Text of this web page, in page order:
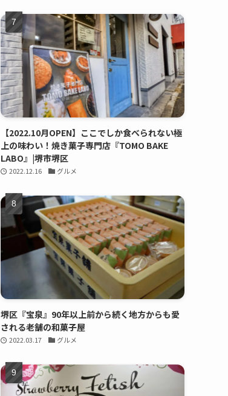
【2022.10月OPEN】ここでしか食べられない極
上の味わい！焼き菓子専門店『TOMO BAKE
LABO』|堺市堺区
2022.12.16 グルメ
堺区『宝泉』90年以上前から続く地方からも愛
される老舗の和菓子屋
2022.03.17 グルメ